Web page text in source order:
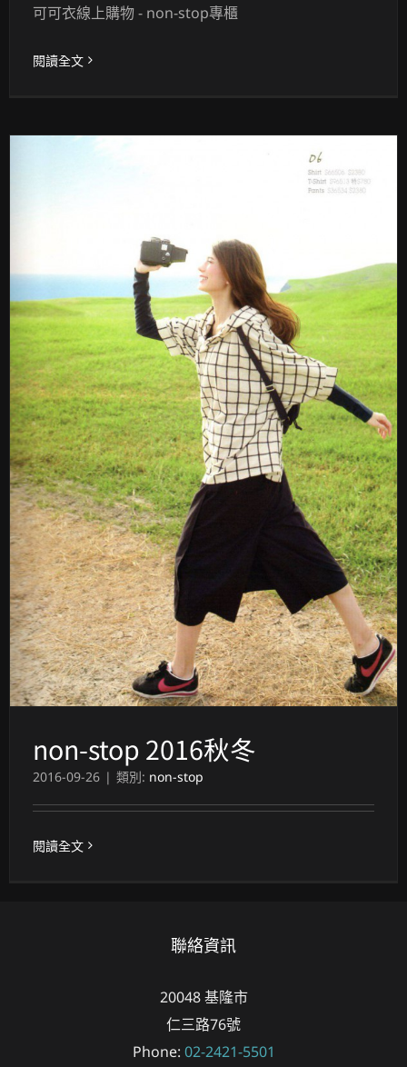
可可衣線上購物 - non-stop專櫃
閱讀全文
non-stop 2016秋冬
2016-09-26 | 類別: non-stop
閱讀全文
聯絡資訊
20048基隆市
仁三路76號
Phone: 02-2421-5501